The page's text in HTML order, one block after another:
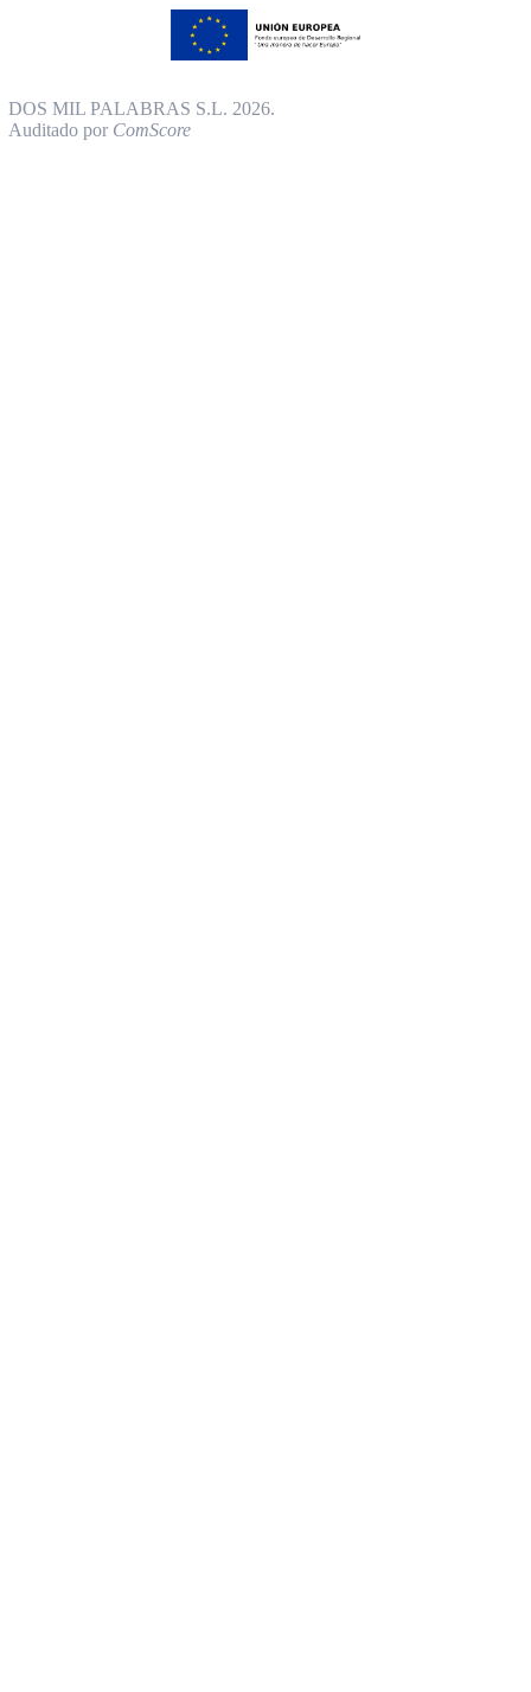
DOS MIL PALABRAS S.L. 2026.
Auditado por ComScore